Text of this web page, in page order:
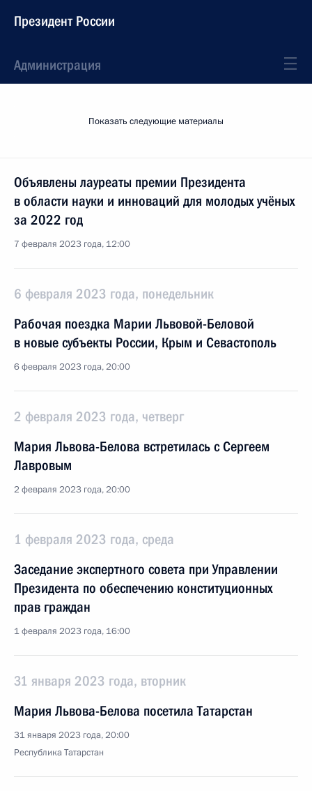
Президент России
Администрация
Показать следующие материалы
Объявлены лауреаты премии Президента
в области науки и инноваций для молодых учёных
за 2022 год
7 февраля 2023 года, 12:00
6 февраля 2023 года, понедельник
Рабочая поездка Марии Львовой-Беловой
в новые субъекты России, Крым и Севастополь
6 февраля 2023 года, 20:00
2 февраля 2023 года, четверг
Мария Львова-Белова встретилась с Сергеем
Лавровым
2 февраля 2023 года, 20:00
1 февраля 2023 года, среда
Заседание экспертного совета при Управлении
Президента по обеспечению конституционных
прав граждан
1 февраля 2023 года, 16:00
31 января 2023 года, вторник
Мария Львова-Белова посетила Татарстан
31 января 2023 года, 20:00
Республика Татарстан